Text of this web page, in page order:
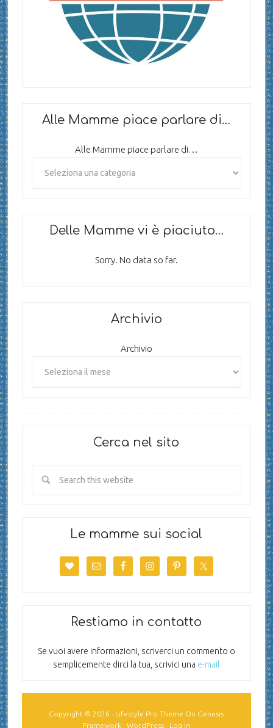
Alle Mamme piace parlare di…
Alle Mamme piace parlare di…
Delle Mamme vi è piaciuto…
Sorry. No data so far.
Archivio
Archivio
Cerca nel sito
Le mamme sui social
Restiamo in contatto
Se vuoi avere informazioni, scriverci un commento o
semplicemente dirci la tua, scrivici una e-mail
Copyright © 2026 · Lifestyle Pro Theme On Genesis
Framework· WordPress· Log in